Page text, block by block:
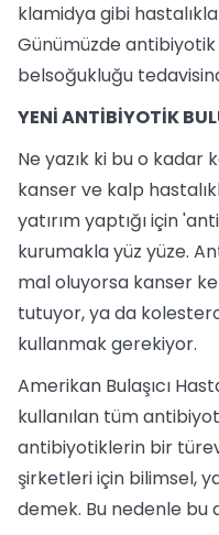
klamidya gibi
Günümüzde
belsoğukluğu
YENİ ANTİBİYOTİK
Ne yazık ki bu o kadar
kanser ve kalp
yatırım yaptığı için
kurumakla yüz yüze.
mal oluyorsa kanser
tutuyor, ya da
kullanmak gerekiyor.
Amerikan Bulaşıcı
kullanılan tüm
antibiyotiklerin bir
şirketleri için bilimsel,
demek. Bu nedenle bu